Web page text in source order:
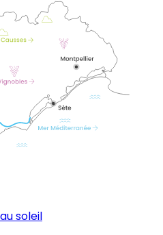
soleil